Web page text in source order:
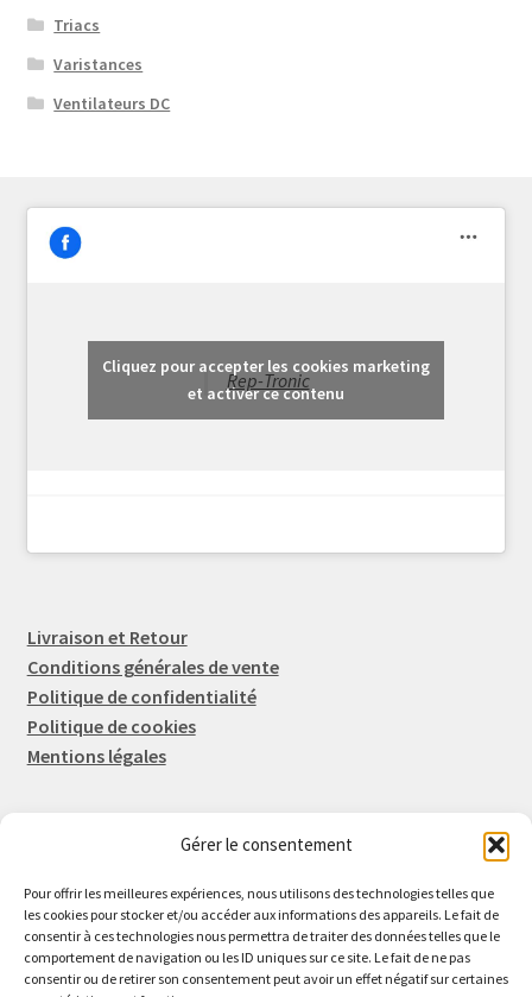
Gérer le consentement
Pour offrir les meilleures expériences, nous utilisons des technologies telles que
les cookies pour stocker et/ou accéder aux informations des appareils. Le fait de
consentir à ces technologies nous permettra de traiter des données telles que le
comportement de navigation ou les ID uniques sur ce site. Le fait de ne pas
consentir ou de retirer son consentement peut avoir un effet négatif sur certaines
Triacs
Varistances
Ventilateurs DC
Rep-Tronic
Cliquez pour accepter les cookies marketing
et activer ce contenu
Livraison et Retour
Conditions générales de vente
Politique de confidentialité
Politique de cookies
Mentions légales
Eric FORTIER EI
16 Rue de l'Espérance
14600 Honfleur
02 61 82 01 89